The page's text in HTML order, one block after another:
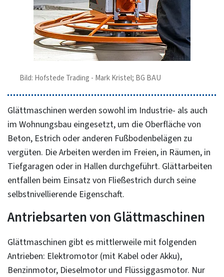
Bild: Hofstede Trading - Mark Kristel; BG BAU
Glättmaschinen werden sowohl im Industrie- als auch
im Wohnungsbau eingesetzt, um die Oberfläche von
Beton, Estrich oder anderen Fußbodenbelägen zu
vergüten. Die Arbeiten werden im Freien, in Räumen, in
Tiefgaragen oder in Hallen durchgeführt. Glättarbeiten
entfallen beim Einsatz von Fließestrich durch seine
selbstnivellierende Eigenschaft.
Antriebsarten von Glättmaschinen
Glättmaschinen gibt es mittlerweile mit folgenden
Antrieben: Elektromotor (mit Kabel oder Akku),
Benzinmotor, Dieselmotor und Flüssiggasmotor. Nur